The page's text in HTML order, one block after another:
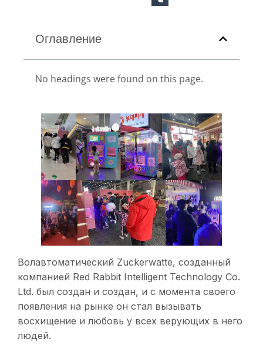
Оглавление
No headings were found on this page.
Волавтоматический Zuckerwatte, созданный
компанией Red Rabbit Intelligent Technology Co.
Ltd. был создан и создан, и с момента своего
появления на рынке он стал вызывать
восхищение и любовь у всех верующих в него
людей.